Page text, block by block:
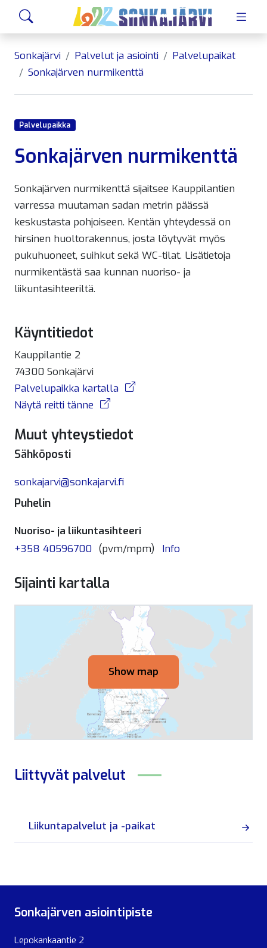
Siirry sivusisältöön
Sonkajärvi Palvelut ja asiointi
Palvelupaikat
Sonkajärven nurmikenttä
Palvelupaikka
Sonkajärven nurmikenttä
Sonkajärven nurmikenttä sijaitsee Kauppilantien
varressa muutaman sadan metrin päässä
keskustasta pohjoiseen. Kentän yhteydessä on
hirsinen huoltorakennus, josta löytyvät myös
pukuhuoneet, suihkut sekä WC-tilat. Lisätietoja
nurmikentästä saa kunnan nuoriso- ja
liikuntasihteeriltä.
Käyntitiedot
Kauppilantie 2
74300 Sonkajärvi
Palvelupaikka kartalla
Näytä reitti tänne
Muut yhteystiedot
Sähköposti
sonkajarvi@sonkajarvi.fi
Puhelin
Nuoriso- ja liikuntasihteeri
+358 40596700 (pvm/mpm) Info
Sijainti kartalla
Show map
Liittyvät palvelut
Liikuntapalvelut ja -paikat
Sonkajärven asiointipiste
Lepokankaantie 2